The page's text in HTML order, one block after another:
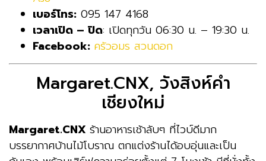
เบอร์โทร: 095 147 4168
เวลาเปิด – ปิด: เปิดทุกวัน 06:30 น. – 19:30 น.
Facebook: ครัวอมร สวนดอก
Margaret.CNX, วังสิงห์คำ
เชียงใหม่
Margaret.CNX ร้านอาหารเช้าลับๆ ที่ไวบ์ดีมาก
บรรยากาศบ้านไม้โบราณ ตกแต่งร้านได้อบอุ่นและเป็น